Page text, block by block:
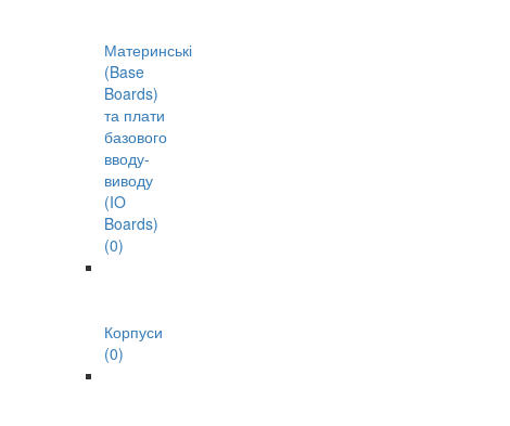
Материнські
(Base
Boards)
та плати
базового
вводу-
виводу
(IO
Boards)
(0)
Корпуси
(0)